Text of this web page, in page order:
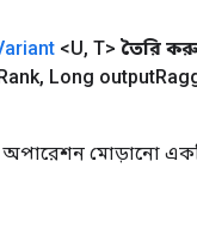
<U, T> তৈরি
, Long output
মোড়ানো